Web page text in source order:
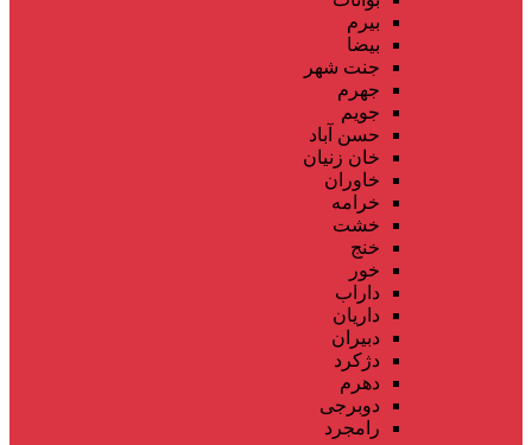
بیرم
بیضا
جنت شهر
جهرم
جویم
حسن آباد
خان زنیان
خاوران
خرامه
خشت
خنج
خور
داراب
داریان
دبیران
دژکرد
دهرم
دوبرجی
رامجرد